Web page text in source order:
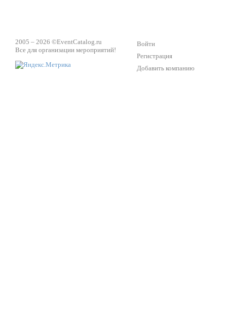
2005 – 2026 ©EventCatalog.ru
Все для организации мероприятий!
Войти
Регистрация
Добавить компанию